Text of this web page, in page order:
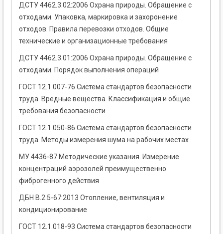
ДСТУ 4462.3.02:2006 Охрана природы. Обращение с
отходами. Упаковка, маркировка и захоронение
отходов. Правила перевозки отходов. Общие
технические и организационные требования
ДСТУ 4462.3.01:2006 Охрана природы. Обращение с
отходами. Порядок выполнения операций
ГОСТ 12.1.007-76 Система стандартов безопасности
труда. Вредные вещества. Классификация и общие
требования безопасности
ГОСТ 12.1.050-86 Система стандартов безопасности
труда. Методы измерения шума на рабочих местах
МУ 4436-87 Методические указания. Измерение
концентраций аэрозолей преимущественно
фиброгенного действия
ДБН В.2.5-67:2013 Отопление, вентиляция и
кондиционирование
ГОСТ 12.1.018-93 Система стандартов безопасности